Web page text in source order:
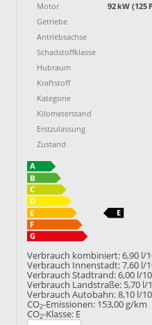
Motor
92 kW
Getriebe
Antriebsachse
Schadstoffklasse
Hubraum
Kraftstoff
Kategorie
Kilometerstand
Erstzulassung
Zustand
Verbrauch kombiniert:6,90 l/
Verbrauch Innenstadt:7,60 l/
Verbrauch Stadtrand:6,00 l/
Verbrauch Landstraße: 5,70 l/
Verbrauch Autobahn:8,10 l/
CO2-Emissionen: 153,00 g/km
CO2-Klasse: E